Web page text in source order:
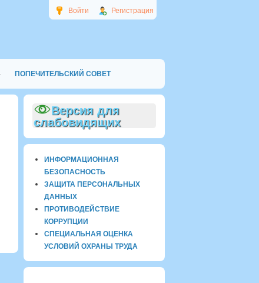
Войти Регистрация
ПОПЕЧИТЕЛЬСКИЙ СОВЕТ
Версия для
слабовидящих
ИНФОРМАЦИОННАЯ
БЕЗОПАСНОСТЬ
ЗАЩИТА ПЕРСОНАЛЬНЫХ
ДАННЫХ
ПРОТИВОДЕЙСТВИЕ
КОРРУПЦИИ
СПЕЦИАЛЬНАЯ ОЦЕНКА
УСЛОВИЙ ОХРАНЫ ТРУДА